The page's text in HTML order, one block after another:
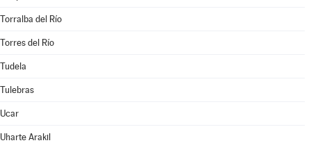
Torralba del Río
Torres del Río
Tudela
Tulebras
Ucar
Uharte Arakil